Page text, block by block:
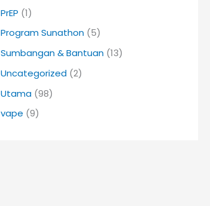
PrEP (1)
Program Sunathon(5)
Sumbangan & Bantuan(13)
Uncategorized(2)
Utama(98)
vape (9)